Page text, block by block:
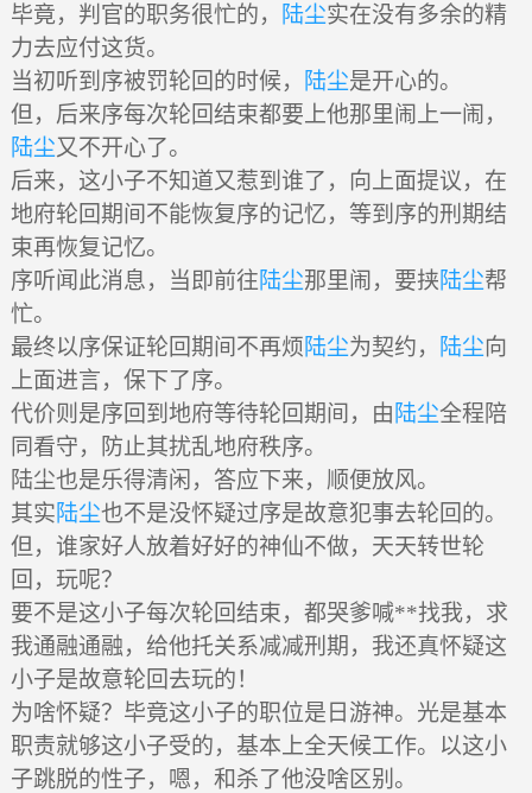
毕竟，判官的职务很忙的，
陆尘实在没有多余的精
力去应付这货。
当初听到序被罚轮回的时候，
陆尘是开心的。
但，后来序每次轮回结束都要上他那里闹上一闹，
陆尘又不开心了。
后来，这小子不知道又惹到谁了，向上面提议，在
地府轮回期间不能恢复序的记忆，等到序的刑期结
束再恢复记忆。
序听闻此消息，当即前往陆尘那里闹，要挟陆尘帮
忙。
最终以序保证轮回期间不再烦 陆尘为契约， 陆尘向
上面进言，保下了序。
代价则是序回到地府等待轮回期间，由 陆尘全程陪
同看守，防止其扰乱地府秩序。
陆尘也是乐得清闲，答应下来，顺便放风。
其实陆尘也不是没怀疑过序是故意犯事去轮回的。
但，谁家好人放着好好的神仙不做，天天转世轮
回，玩呢？
要不是这小子每次轮回结束，都哭爹喊**找我，求
我通融通融，给他托关系减减刑期，我还真怀疑这
小子是故意轮回去玩的！
为啥怀疑？毕竟这小子的职位是日游神。光是基本
职责就够这小子受的，基本上全天候工作。以这小
子跳脱的性子，嗯，和杀了他没啥区别。